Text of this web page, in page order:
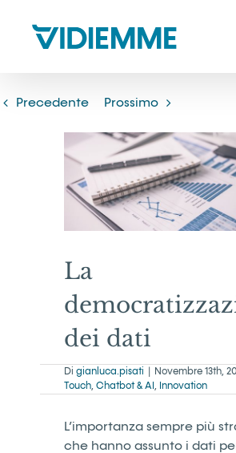
contenuto
Precedente Prossimo
Ingrandisci
immagine
La
dei dati
Di gianluca.pisati Novembre 13th,
Touch, Chatbot & AI , Innovation
L’importanza sempre più
che hanno assunto i dati